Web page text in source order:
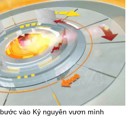
vào Kỷ nguyên vươn mình